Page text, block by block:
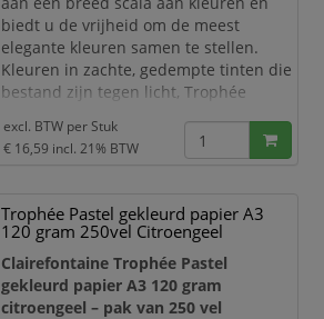
biedt u de vrijheid om de meest
elegante kleuren samen te stellen.
Kleuren in zachte, gedempte tinten die
bestand zijn tegen licht, Trophée
van zijn papier. Dankzij een
uitstekende opaciteit is dit papier goed
afdrukken.
Dit extra stevige gekleurd papier van
Clairefontaine is zeer geschikt voor het
m
excl. BTW per Stuk
€ 16,59 incl. 21% BTW
Trophée Pastel gekleurd papier A3
120 gram 250vel Citroengeel
Clairefontaine Trophée Pastel
gekleurd papier A3 120 gram
citroengeel – pak van 250 vel